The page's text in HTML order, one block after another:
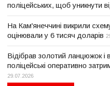
поліцейських, щоб уникнути
На Кам'янеччині викрили
оцінювали у 6 тисяч доларів
Відібрав золотий ланцюжок і
поліцейські оперативно
29.07.2026